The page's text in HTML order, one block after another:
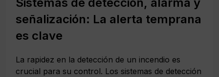
señalización: La alerta temprana
es clave
La rapidez en la detección de un incendio es
crucial para su control. Los sistemas de detección